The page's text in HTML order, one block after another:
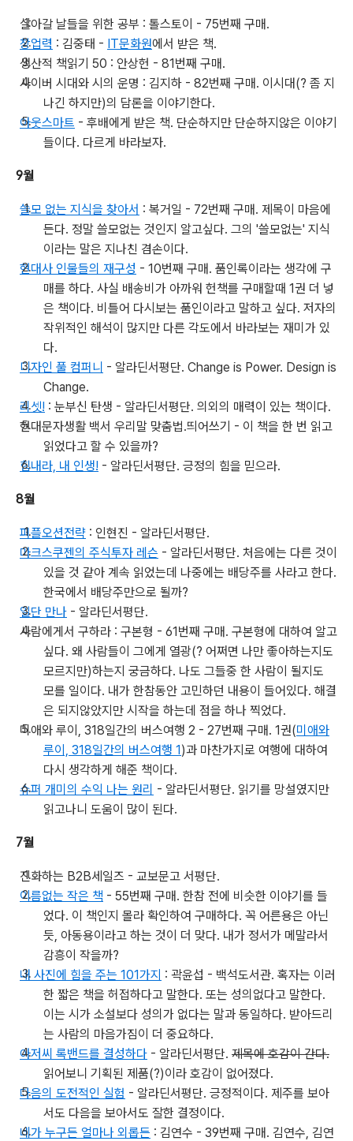
살아갈 날들을 위한 공부 : 톨스토이 - 75번째 구매.
창업력 : 김중태 - IT문화원에서 받은 책.
생산적 책읽기 50 : 안상헌 - 81번째 구매.
사이버 시대와 시의 운명 : 김지하 - 82번째 구매. 이시대(? 좀 지
나긴 하지만)의 담론을 이야기한다.
아웃스마트 - 후배에게 받은 책. 단순하지만 단순하지않은 이야기
들이다. 다르게 바라보자.
9월
쓸모 없는 지식을 찾아서 : 복거일 - 72번째 구매. 제목이 마음에
든다. 정말 쓸모없는 것인지 알고싶다. 그의 '쓸모없는' 지식
이라는 말은 지나친 겸손이다.
현대사 인물들의 재구성 - 10번째 구매. 품인록이라는 생각에 구
매를 하다. 사실 배송비가 아까워 헌책를 구매할때 1권 더 넣
은 책이다. 비틀어 다시보는 품인이라고 말하고 싶다. 저자의
작위적인 해석이 많지만 다른 각도에서 바라보는 재미가 있
다.
디자인 풀 컴퍼니 - 알라딘서평단. Change is Power. Design is
Change.
리셋! : 눈부신 탄생 - 알라딘서평단. 의외의 매력이 있는 책이다.
현대문자생활 백서 우리말 맞춤법.띄어쓰기 - 이 책을 한 번 읽고
읽었다고 할 수 있을까?
힘내라, 내 인생! - 알라딘서평단. 긍정의 힘을 믿으라.
8월
퍼플오션전략 : 인현진 - 알라딘서평단.
마크스쿠젠의 주식투자 레슨 - 알라딘서평단. 처음에는 다른 것이
있을 것 같아 계속 읽었는데 나중에는 배당주를 사라고 한다.
한국에서 배당주만으로 될까?
일단 만나 - 알라딘서평단.
사람에게서 구하라 : 구본형 - 61번째 구매. 구본형에 대하여 알고
싶다. 왜 사람들이 그에게 열광(? 어쩌면 나만 좋아하는지도
모르지만)하는지 궁금하다. 나도 그들중 한 사람이 될지도
모를 일이다. 내가 한참동안 고민하던 내용이 들어있다. 해결
은 되지않았지만 시작을 하는데 점을 하나 찍었다.
미애와 루이, 318일간의 버스여행 2 - 27번째 구매. 1권(미애와
루이, 318일간의 버스여행 1)과 마찬가지로 여행에 대하여
다시 생각하게 해준 책이다.
슈퍼 개미의 수익 나는 원리 - 알라딘서평단. 읽기를 망설였지만
읽고나니 도움이 많이 된다.
7월
진화하는 B2B세일즈 - 교보문고 서평단.
이름없는 작은 책 - 55번째 구매. 한참 전에 비슷한 이야기를 들
었다. 이 책인지 몰라 확인하여 구매하다. 꼭 어른용은 아닌
듯, 아동용이라고 하는 것이 더 맞다. 내가 정서가 메말라서
감흥이 작을까?
내 사진에 힘을 주는 101가지 : 곽윤섭 - 백석도서관. 혹자는 이러
한 짧은 책을 허접하다고 말한다. 또는 성의없다고 말한다.
이는 시가 소설보다 성의가 없다는 말과 동일하다. 받아드리
는 사람의 마음가짐이 더 중요하다.
아저씨 록밴드를 결성하다 - 알라딘서평단. 제목에 호감이 간다.
읽어보니 기획된 제품(?)이라 호감이 없어졌다.
다음의 도전적인 실험 - 알라딘서평단. 긍정적이다. 제주를 보아
서도 다음을 보아서도 잘한 결정이다.
네가 누구든 얼마나 외롭든 : 김연수 - 39번째 구매. 김연수, 김연